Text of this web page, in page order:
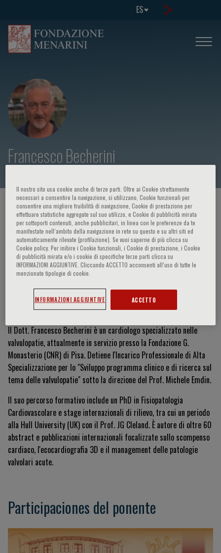
ES
Francesco Becherini
HOME PAGE / CURSOS Y EVENTOS / ORADOR
Francesco Becherini
Currículum Vitae
Il Dott. Francesco Becherini è un cardiologo specializzato nelle
valvulopatie, attualmente in servizio presso la Fondazione G.
Monasterio (CNR) di Pisa. Detiene l'Incarico Professionale di Alta
Specializzazione per lo "Sviluppo programma clinico e di ricerca sul
tema delle valvulopatie" sotto la direzione del Prof. Michele Emdin.
Il suo percorso formativo include un PhD in Fisiopatologia
Cardiovascolare e stage internazionali di rilievo, tra cui un periodo
alla Hull University (UK) con il Prof. JG Cleland. È autore di oltre 60
abstract e pubblicazioni internazionali focalizzate sullo scompenso
cardiaco, l'ecocardiografia 3D e il management delle patologie
valvolari acute.
Participaciones del ponente
Il nostro sito usa cookie anche di terze parti. Oltre ai Cookie strettamente
necessari a consentire la navigazione, si utilizzano, Cookie funzionali per
consentire una migliore fruibilità di navigazione, Cookie di prestazione per
effettuare statistiche aggregate sul suo utilizzo, e Cookie di pubblicità mirata
per sottoporti contenuti, anche pubblicitari, in linea con le preferenze da te
manifestate nell‘ambito della navigazione in rete su questo e su altri siti ed
automaticamente rilevate (profilazione). Se vuoi saperne di più clicca su
Cookie policy. Per inibire i Cookie funzionali, i Cookie di prestazione, i Cookie
di pubblicità mirata e/o i cookie di specifiche terze parti clicca su
INFORMAZIONI AGGIUNTIVE. Cliccando ACCETTO acconsenti all’uso di tutte le
menzionate tipologie di cookie.
INFORMAZIONI AGGIUNTIVE ACCETTO